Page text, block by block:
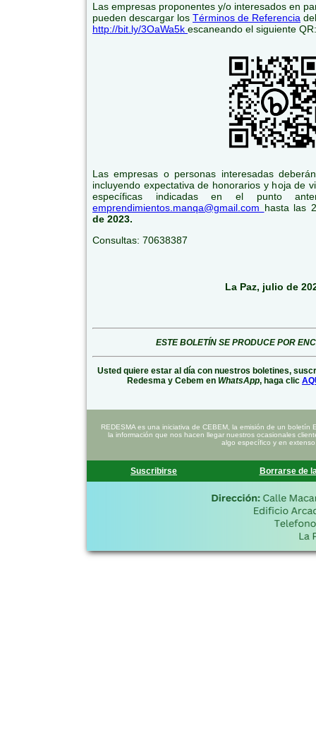
Las empresas proponentes y/o interesados en
pueden descargar los Términos de Referencia
http://bit.ly/3OaWa5k escaneando el siguiente QR:
Las empresas o personas interesadas
incluyendo expectativa de honorarios y hoja de
específicas indicadas en el punto
emprendimientos.manqa@gmail.com hasta las
de 2023.
Consultas: 70638387
La Paz, julio de
ESTE BOLETÍN SE PRODUCE POR
Usted quiere estar al día con nuestros boletines,
Redesma y Cebem en WhatsApp, haga clic
REDESMA es una iniciativa de CEBEM, la emisión de un
la información que nos hacen llegar nuestros ocasionales
algo específico y en
Suscribirse Borrarse de